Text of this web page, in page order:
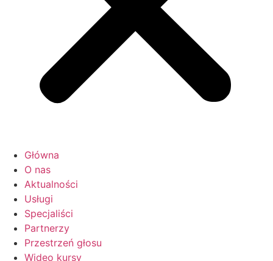
Główna
O nas
Aktualności
Usługi
Specjaliści
Partnerzy
Przestrzeń głosu
Wideo kursy